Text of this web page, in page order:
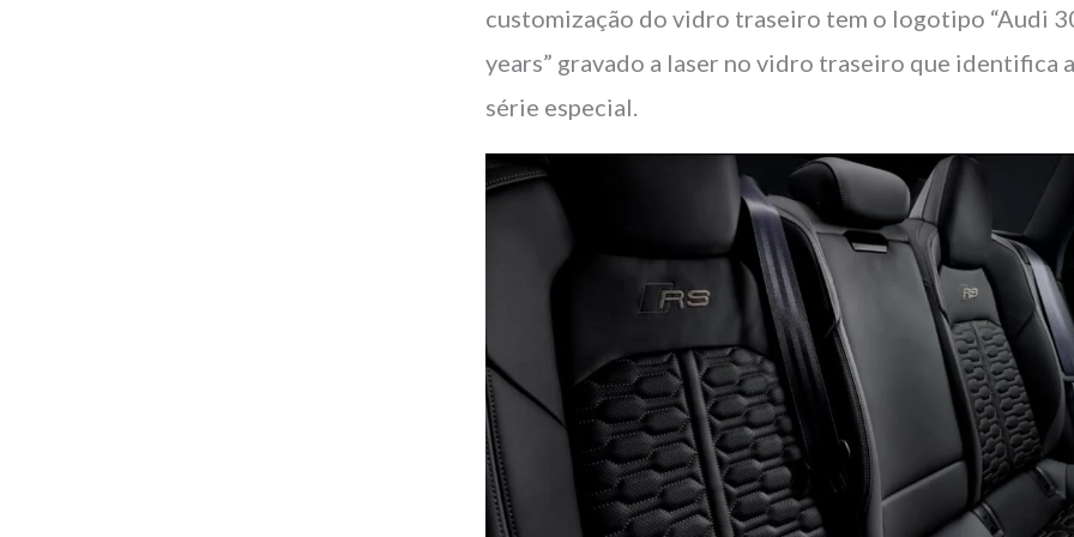
customização do vidro traseiro tem o logotipo “Audi
years” gravado a laser no vidro traseiro que identifica
série especial.